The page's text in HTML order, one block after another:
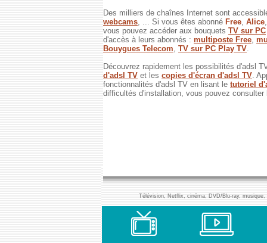
Des milliers de chaînes Internet sont
webcams , ... Si vous êtes abonné Free Alice
vous pouvez accéder aux bouquets TV sur PC
d'accès à leurs abonnés : multiposte Free
Bouygues Telecom TV sur PC Play TV
Découvrez rapidement les possibilités d'adsl
d'adsl TV et les copies d'écran d'adsl TV .
fonctionnalités d'adsl TV en lisant le tutoriel
difficultés d'installation, vous pouvez
Télévision, Netflix, cinéma, DVD/Blu-ray,